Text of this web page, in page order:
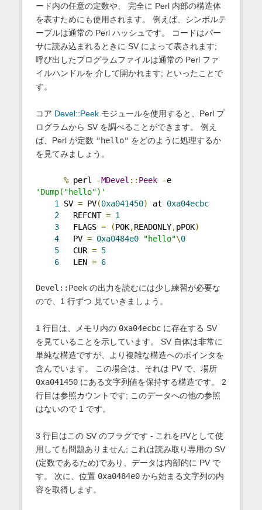
ード内の任意の定数や、 完全に Perl 内部の構造体
を表すためにも使用されます。 例えば、シンボルテ
ーブルは通常の Perl ハッシュです。 コードはパー
サに読み込まれるときに SV によって表されます;
呼び出したプログラムファイルは通常の Perl ファ
イルハンドルを 介して開かれます; といったことで
す。
コア Devel::Peekモジュールを使用すると、Perl プ
ログラムから SV を調べることができます。 例え
ば、Perl が定数 "hello" をどのように処理するか
を見てみましょう。
% perl -MDevel :: Peek -
e
'Dump("hello")'
1
SV = PV(0xa041450) at 0xa04ecbc
2 REFCNT = 1
3 FLAGS = (POK,READONLY,pPOK)
4 PV = 0xa0484e0 "hello"\0
5 CUR = 5
6 LEN = 6
Devel::Peekの出力を読むには少し練習が必要な
ので、1 行ずつ 見ていきましょう。
1 行目は、メモリ内の 0xa04ecbcに存在する SV
を見ていることを示しています。 SV 自体は非常に
単純な構造ですが、より複雑な構造へのポインタを
含んでいます。 この場合は、それは PV で、場所
0xa041450にある文字列値を保持する構造です。 2
行目は参照カウントです; このデータへの他の参照
はないので 1 です。
3 行目はこの SV のフラグです - これをPVとして使
用しても問題ありません; これは読み取り専用の SV
(定数であるため)であり、データは内部的に PV で
す。 次に、位置 0xa0484e0から始まる文字列の内
容を取得します。